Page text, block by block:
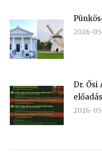
2026-
Dr. Ősi
2026-